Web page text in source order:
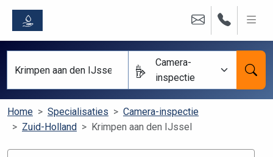
Camera-
inspectie
Home Specialisaties
Camera-inspectie
Zuid-Holland
Krimpen aan den IJssel